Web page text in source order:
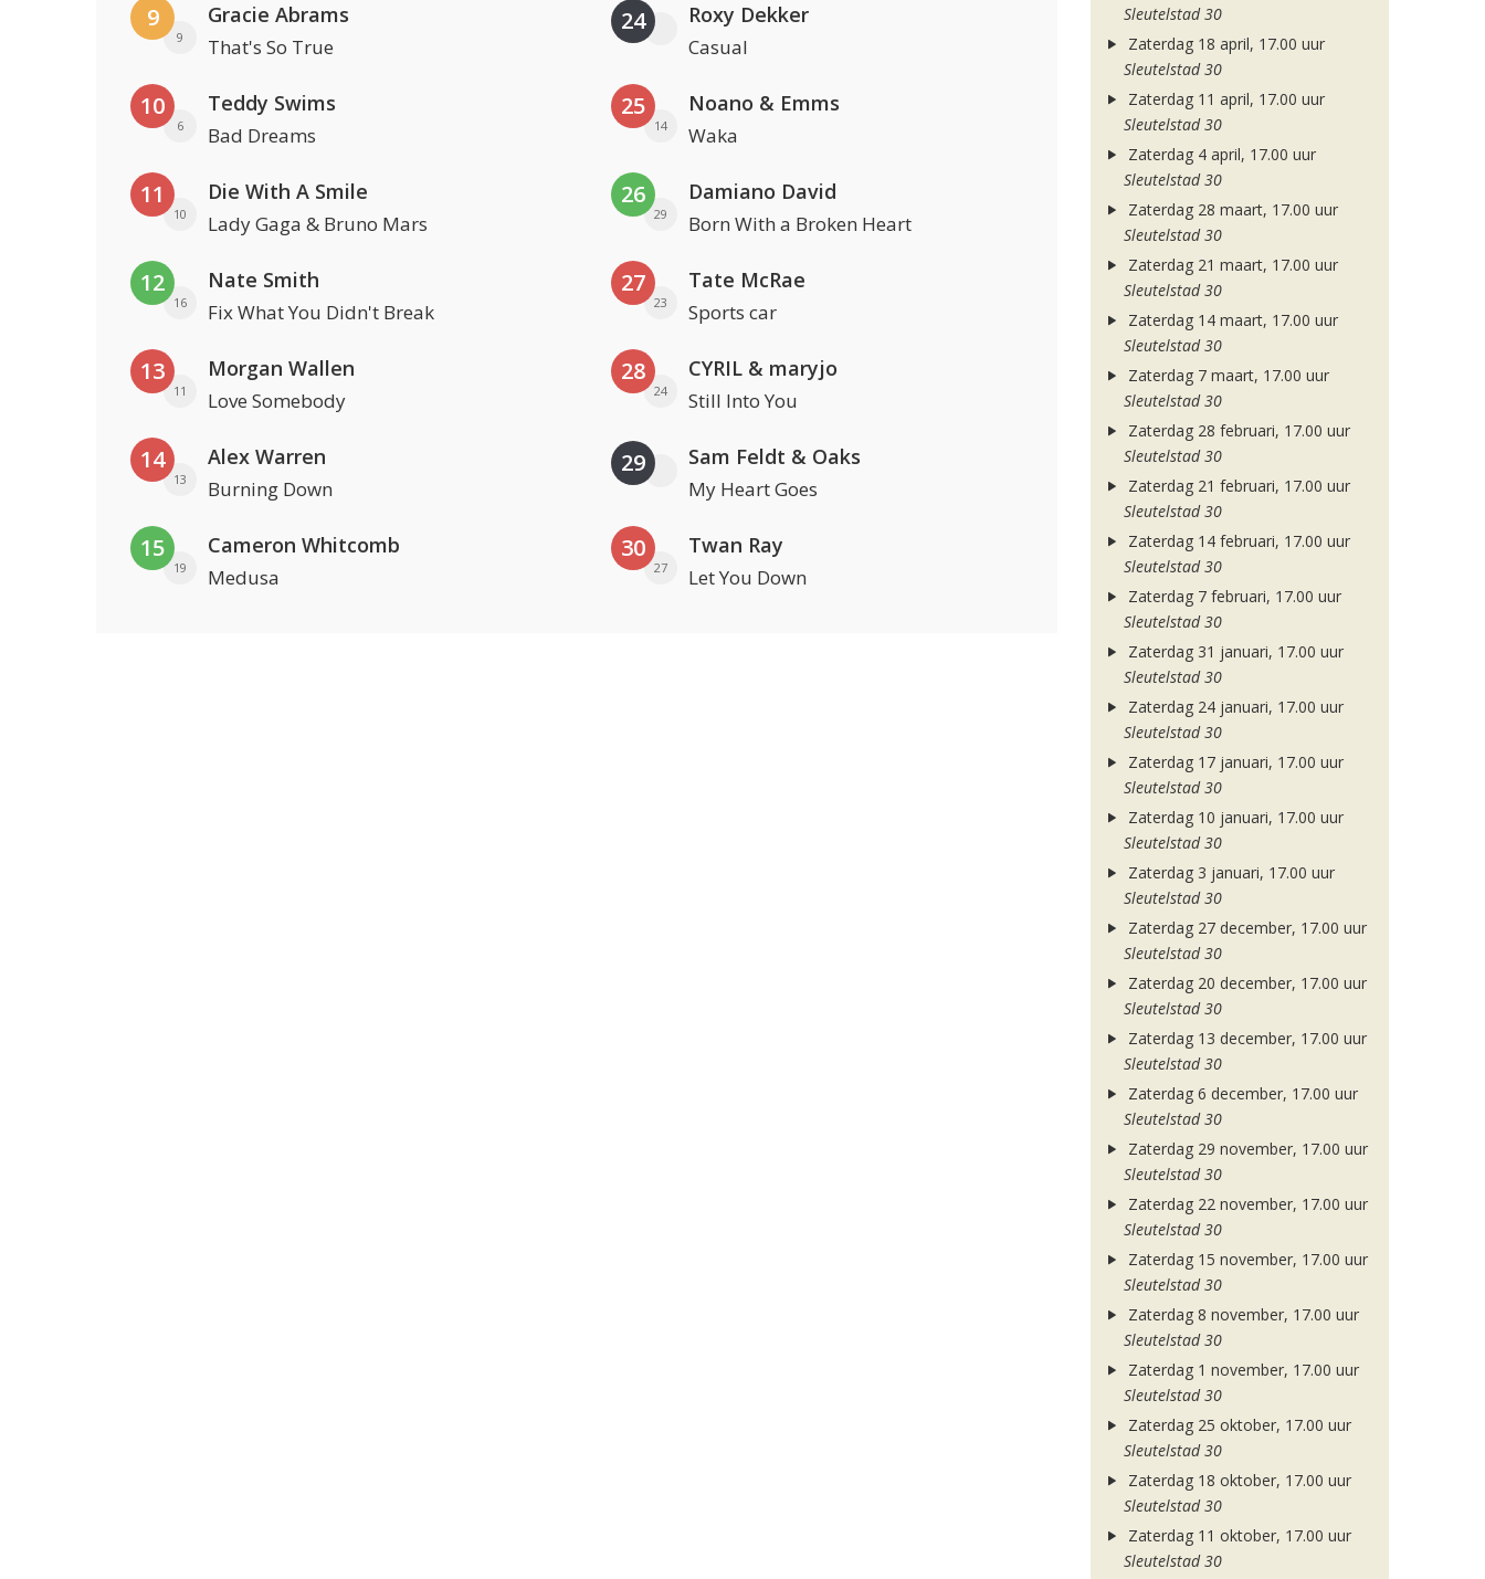
9
9
Gracie Abrams
That's So True
10
6
Teddy Swims
Bad Dreams
11
10
Die With A Smile
Lady Gaga & Bruno Mars
12
16
Nate Smith
Fix What You Didn't Break
13
11
Morgan Wallen
Love Somebody
14
13
Alex Warren
Burning Down
15
19
Cameron Whitcomb
Medusa
24 Roxy Dekker
Casual
25
14
Noano & Emms
Waka
26
29
Damiano David
Born With a Broken Heart
27
23
Tate McRae
Sports car
28
24
CYRIL & maryjo
Still Into You
29 Sam Feldt & Oaks
My Heart Goes
30
27
Twan Ray
Let You Down
Sleutelstad 30
Zaterdag 18 april, 17.00 uur
Sleutelstad 30
Zaterdag 11 april, 17.00 uur
Sleutelstad 30
Zaterdag 4 april, 17.00 uur
Sleutelstad 30
Zaterdag 28 maart, 17.00 uur
Sleutelstad 30
Zaterdag 21 maart, 17.00 uur
Sleutelstad 30
Zaterdag 14 maart, 17.00 uur
Sleutelstad 30
Zaterdag 7 maart, 17.00 uur
Sleutelstad 30
Zaterdag 28 februari, 17.00 uur
Sleutelstad 30
Zaterdag 21 februari, 17.00 uur
Sleutelstad 30
Zaterdag 14 februari, 17.00 uur
Sleutelstad 30
Zaterdag 7 februari, 17.00 uur
Sleutelstad 30
Zaterdag 31 januari, 17.00 uur
Sleutelstad 30
Zaterdag 24 januari, 17.00 uur
Sleutelstad 30
Zaterdag 17 januari, 17.00 uur
Sleutelstad 30
Zaterdag 10 januari, 17.00 uur
Sleutelstad 30
Zaterdag 3 januari, 17.00 uur
Sleutelstad 30
Zaterdag 27 december, 17.00 uur
Sleutelstad 30
Zaterdag 20 december, 17.00 uur
Sleutelstad 30
Zaterdag 13 december, 17.00 uur
Sleutelstad 30
Zaterdag 6 december, 17.00 uur
Sleutelstad 30
Zaterdag 29 november, 17.00 uur
Sleutelstad 30
Zaterdag 22 november, 17.00 uur
Sleutelstad 30
Zaterdag 15 november, 17.00 uur
Sleutelstad 30
Zaterdag 8 november, 17.00 uur
Sleutelstad 30
Zaterdag 1 november, 17.00 uur
Sleutelstad 30
Zaterdag 25 oktober, 17.00 uur
Sleutelstad 30
Zaterdag 18 oktober, 17.00 uur
Sleutelstad 30
Zaterdag 11 oktober, 17.00 uur
Sleutelstad 30